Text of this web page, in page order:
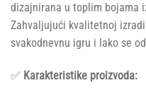
dizajnirana u toplim bojama
Zahvaljujući kvalitetnoj
svakodnevnu igru i lako se
✅ Karakteristike proizvoda: